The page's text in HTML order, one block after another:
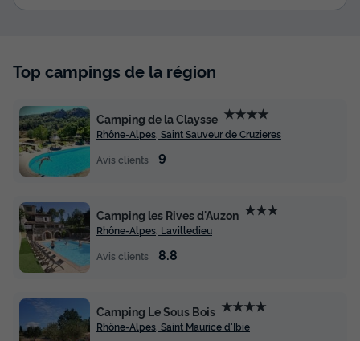
Top campings de la région
Camping de la Claysse ★★★★
Rhône-Alpes, Saint Sauveur de Cruzieres
Avis clients
9
Camping les Rives d'Auzon ★★★
Rhône-Alpes, Lavilledieu
Avis clients
8.8
Camping Le Sous Bois ★★★★
Rhône-Alpes, Saint Maurice d'Ibie